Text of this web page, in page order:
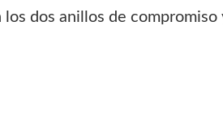
dos anillos de